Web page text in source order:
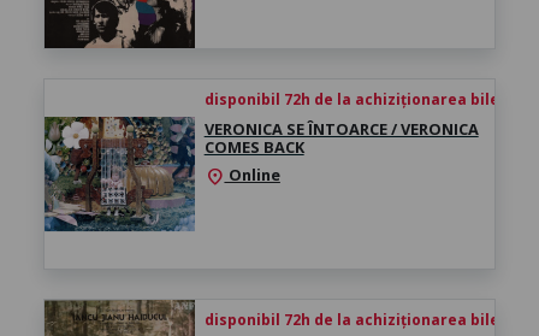
disponibil 72h de la achiziționarea biletului
VERONICA SE ÎNTOARCE / VERONICA
COMES BACK
location_on Online
disponibil 72h de la achiziționarea biletului